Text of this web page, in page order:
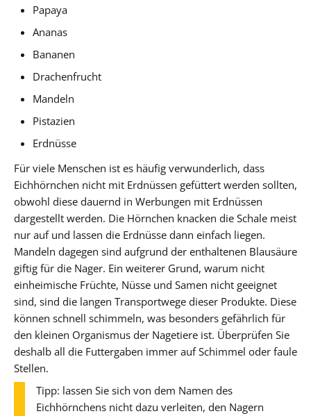
Papaya
Ananas
Bananen
Drachenfrucht
Mandeln
Pistazien
Erdnüsse
Für viele Menschen ist es häufig verwunderlich, dass
Eichhörnchen nicht mit Erdnüssen gefüttert werden sollten,
obwohl diese dauernd in Werbungen mit Erdnüssen
dargestellt werden. Die Hörnchen knacken die Schale meist
nur auf und lassen die Erdnüsse dann einfach liegen.
Mandeln dagegen sind aufgrund der enthaltenen Blausäure
giftig für die Nager. Ein weiterer Grund, warum nicht
einheimische Früchte, Nüsse und Samen nicht geeignet
sind, sind die langen Transportwege dieser Produkte. Diese
können schnell schimmeln, was besonders gefährlich für
den kleinen Organismus der Nagetiere ist. Überprüfen Sie
deshalb all die Futtergaben immer auf Schimmel oder faule
Stellen.
Tipp: lassen Sie sich von dem Namen des
Eichhörnchens nicht dazu verleiten, den Nagern